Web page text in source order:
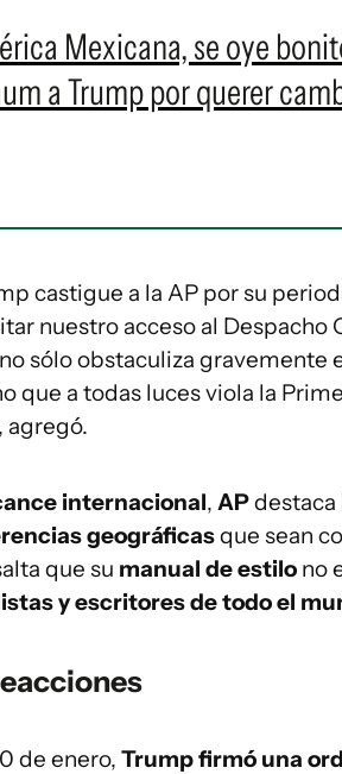
Mexicana, se oye
a Trump por querer
castigue a la AP por su
nuestro acceso al Despacho
sólo obstaculiza gravemente
que a todas luces viola la
agregó.
internacional, AP
geográficasque sean
que su manual de estilo no
y escritores de todo el
de enero, Trump firmó una